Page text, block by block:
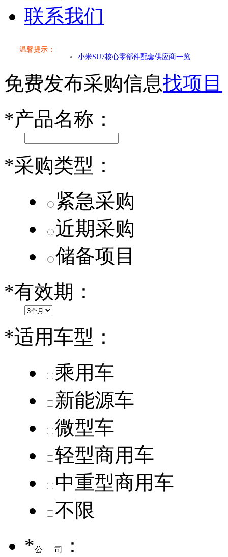
联系我们
温馨提示：
小米SU7核心零部件配套供应商一览
乐道L60核心零部件配套供应商一览
小米SU7核心零部件配套供应商一览
第二代 AION V核心零部件配套供应商一览
免费发布采购信息找项目
*产品名称：
*采购类型：
紧急采购
近期采购
储备项目
*有效期：
*适用车型：
乘用车
新能源车
微型车
轻型商用车
中重型商用车
不限
*公司 ：